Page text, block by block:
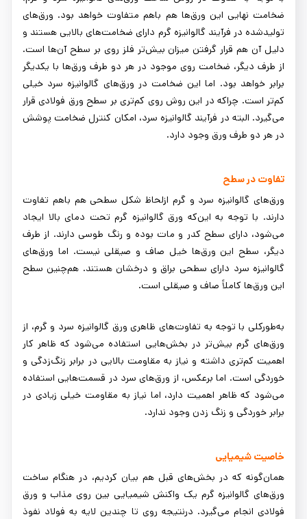
ضخامت نهایی این ورق‌ها هم باهم متفاوت خواهد بود. ورق‌های
تولیدشده در فرآیند گالوانیزه گرم دارای ضخامت‌های بالایی هستند و
دلیل آن هم قرار گرفتن میزان بیش‌تر فلز روی بر سطح آن‌ها است.
از طرف دیگر، ضخامت روی موجود در هر دو طرف ورق‌ها با یکدیگر
برابر خواهد بود. اما این ضخامت در ورق‌های گالوانیزه سرد خیلی
کم‌تر است. چراکه در این روش روی کم‌تری بر سطح ورق فولادی قرار
می‌گیرد. البته در فرآیند گالوانیزه سرد، امکان کنترل ضخامت پوشش
در هر دو طرف ورق وجود دارد.
تفاوت در سطح
ورق‌های گالوانیزه سرد و گرم ازلحاظ شکل سطحی هم باهم تفاوت
دارند. با توجه به این‌که ورق گالوانیزه گرم تحت دمای بالا ایجاد
می‌شود، دارای سطح کدر و مات بوده و رنگ طوسی دارند. از طرف
دیگر، سطح این ورق‌ها خیل صاف و صیقلی نیست. اما ورق‌های
گالوانیزه سرد دارای سطحی براق و درخشان هستند. هم‌چنین سطح
این ورق‌ها کاملاً صاف و صیقلی است.
به‌طورکلی با توجه به تفاوت‌های ظاهری ورق گالوانیزه سرد و گرم، از
ورق‌های گرم بیش‌تر در بخش‌هایی استفاده می‌شود که ظاهر کار
اهمیت کم‌تری داشته و نیاز به مقاومت بالایی در برابر زنگ‌زدگی و
خوردگی است. اما برعکس، از ورق‌های سرد در قسمت‌هایی استفاده
می‌شود که ظاهر اهمیت دارد، اما نیاز به مقاومت خیلی زیادی در
برابر خوردگی و زنگ زدن وجود ندارد.
خاصیت شیمیایی
همان‌گونه که در بخش‌های قبل هم بیان کردیم، در هنگام ساخت
ورق‌های گالوانیزه گرم یک واکنش شیمیایی بین روی مذاب و ورق
فولادی انجام می‌گیرد. درنتیجه روی تا چندین لایه به فولاد نفوذ